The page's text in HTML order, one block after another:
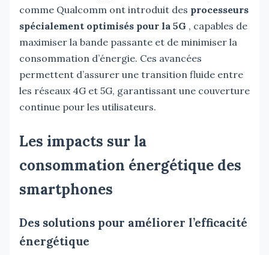
comme Qualcomm ont introduit des processeurs
spécialement optimisés pour la 5G , capables de
maximiser la bande passante et de minimiser la
consommation d’énergie. Ces avancées
permettent d’assurer une transition fluide entre
les réseaux 4G et 5G, garantissant une couverture
continue pour les utilisateurs.
Les impacts sur la
consommation énergétique des
smartphones
Des solutions pour améliorer l’efficacité
énergétique